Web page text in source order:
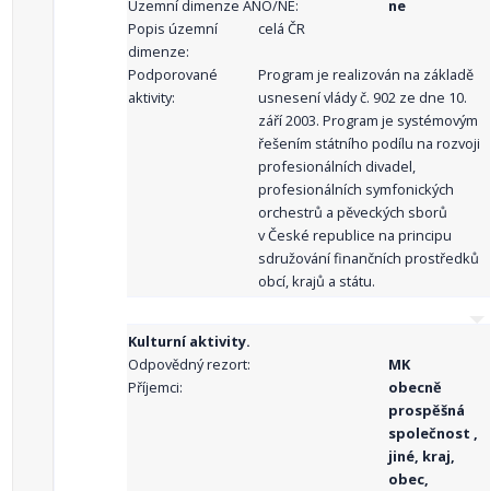
Územní dimenze ANO/NE:
ne
Popis územní
dimenze:
celá ČR
Podporované
aktivity:
Program je realizován na základě
usnesení vlády č. 902 ze dne 10.
září 2003. Program je systémovým
řešením státního podílu na rozvoji
profesionálních divadel,
profesionálních symfonických
orchestrů a pěveckých sborů
v České republice na principu
sdružování finančních prostředků
obcí, krajů a státu.
Kulturní aktivity.
Odpovědný rezort:
MK
Příjemci:
obecně
prospěšná
společnost ,
jiné, kraj,
obec,